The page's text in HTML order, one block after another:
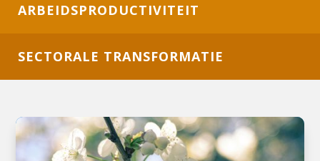
ARBEIDSPRODUCTIVITEIT
SECTORALE TRANSFORMATIE